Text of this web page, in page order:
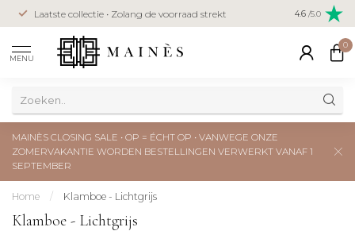
Laatste collectie • Zolang de voorraad strekt Veilig
creditcard
4.6 /5.0
MENU
0
MAINÈS CLOSING SALE • OP = ÉCHT OP • VANWEGE ONZE
ZOMERVAKANTIE WORDEN BESTELLINGEN VERWERKT VANAF 1
SEPTEMBER
Home / Klamboe - Lichtgrijs
Klamboe - Lichtgrijs